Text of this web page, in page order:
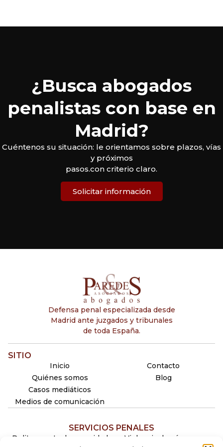
¿Busca abogados
penalistas con base en
Madrid?
Cuéntenos su situación: le orientamos sobre plazos, vías
y próximos
pasos.con criterio claro.
Solicitar información
Defensa penal especializada desde
Madrid ante juzgados y tribunales
de toda España.
SITIO
Inicio
Quiénes somos
Casos mediáticos
Medios de comunicación
Contacto
Blog
SERVICIOS PENALES
Delitos contra la seguridad
Violencia de género y